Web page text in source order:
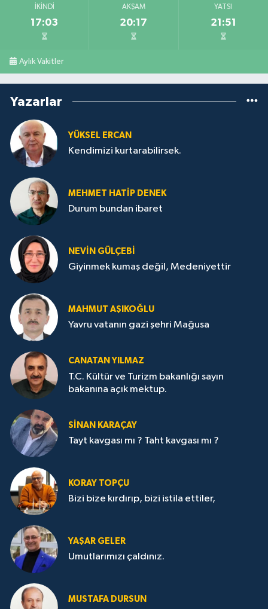
İKINDI
17:03
AKŞAM
20:17
YATSI
21:51
Aylık Vakitler
Yazarlar
YÜKSEL ERCAN
Kendimizi kurtarabilirsek.
MEHMET HATİP DENEK
Durum bundan ibaret
NEVİN GÜLÇEBİ
Giyinmek kumaş değil, Medeniyettir
MAHMUT AŞIKOĞLU
Yavru vatanın gazi şehri Mağusa
CANATAN YILMAZ
T.C. Kültür ve Turizm bakanlığı sayın
bakanına açık mektup.
SİNAN KARAÇAY
Tayt kavgası mı ? Taht kavgası mı ?
KORAY TOPÇU
Bizi bize kırdırıp, bizi istila ettiler,
YAŞAR GELER
Umutlarımızı çaldınız.
MUSTAFA DURSUN